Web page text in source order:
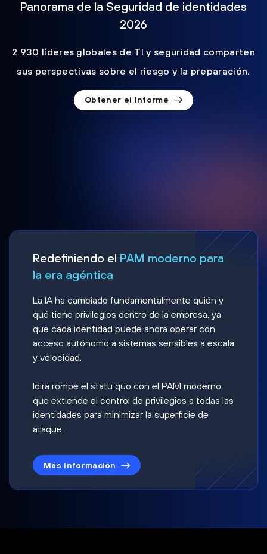
Panorama de la Seguridad de identidades
2026
2.930 líderes globales de TI y seguridad comparten
sus perspectivas sobre el riesgo y la preparación.
Obtener el informe
Redefiniendo el PAM moderno para
la era agéntica
La IA ha cambiado fundamentalmente quién y
qué tiene privilegios dentro de la empresa, ya
que cada identidad puede ahora operar con
acceso autónomo a sistemas sensibles a escala
y velocidad.
Idira rompe el statu quo con el PAM moderno
que extiende el control de privilegios a todas las
identidades para minimizar la superficie de
ataque.
Más información